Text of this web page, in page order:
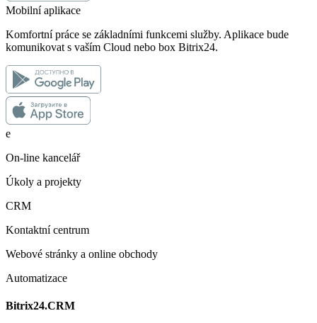
Mobilní aplikace
Komfortní práce se základními funkcemi služby. Aplikace bude
komunikovat s vaším Cloud nebo box Bitrix24.
е
On-line kancelář
Úkoly a projekty
CRM
Kontaktní centrum
Webové stránky a online obchody
Automatizace
Bitrix24.CRM